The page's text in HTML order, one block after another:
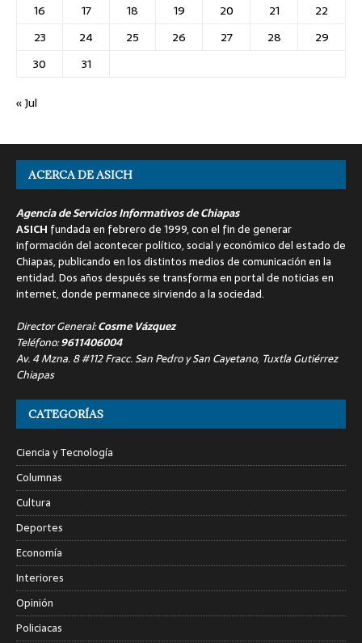
16
17 18 19 20 21
22
23
24 25 26 27 28
29
30
31
« Jul
ACERCA DE ASICH
Agencia de Servicios Informativos de Chiapas
ASICH fundada en febrero de 1999, con el fin de generar
información del acontecer político, social y económico del estado de
Chiapas, publicando en los distintos medios de comunicación en la
entidad. Dos años después se transforma en portal de noticias en
internet, donde permanece sirviendo a la sociedad.
Director General:Cosme Vázquez
Teléfono:9611406004
Av. 4 Mzna. 8 #112 Fracc. San Pedro y San Cayetano, Tuxtla Gutiérrez
Chiapas
CATEGORÍAS
Ciencia y Tecnología
Columnas
Cultura
Deportes
Economía
Interiores
Opinión
Policiacas